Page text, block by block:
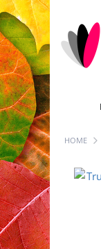
HOME